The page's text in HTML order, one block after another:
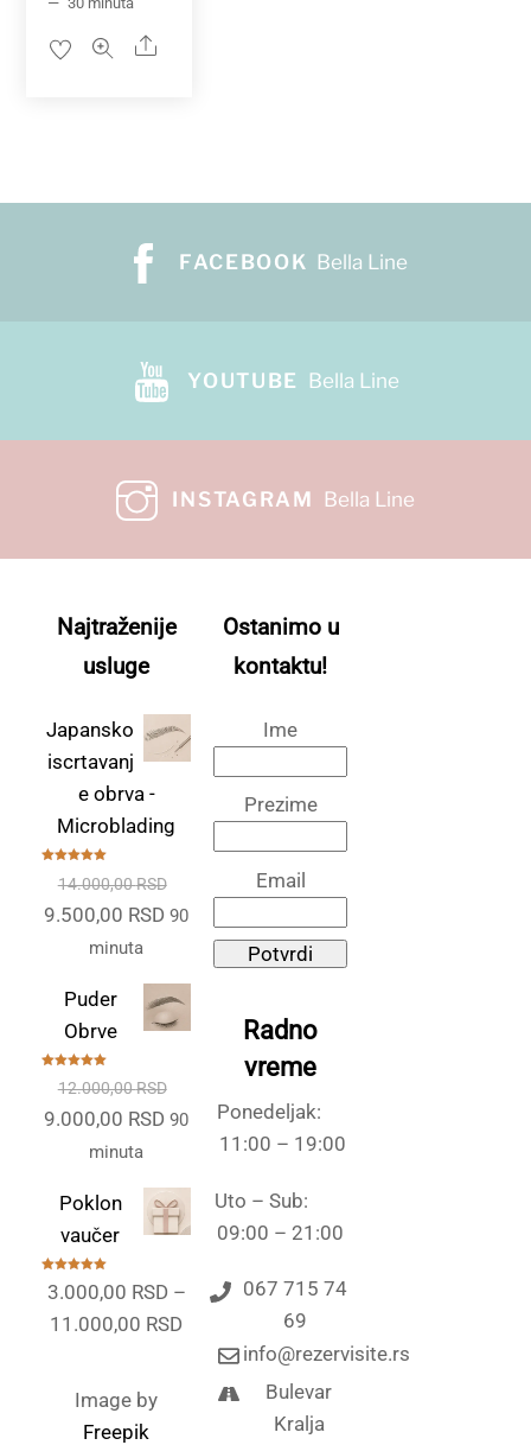
Share
FACEBOOK Bella Line
YOUTUBE Bella Line
INSTAGRAM Bella Line
Najtraženije
usluge
Japansko
iscrtavanj
e obrva -
Microblading
sa5.00od
14.000,00RSD
Originalna
bila:
14.000,00 RSD.
9.500,00 RSD Trenutna
9.500,00 RSD.
90
minuta
Puder
Obrve
sa5.00od
12.000,00RSD
Originalna
bila:
12.000,00 RSD.
9.000,00 RSD Trenutna
je:
9.000,00 RSD.
90
minuta
Poklon
vaučer
sa5.00od
3.000,00 RSD –
11.000,00 RSD
cena:
3.000,00 RSD
Image by
Freepik
Ostanimo u
kontaktu!
Ime
Prezime
Email
Potvrdi
Radno
vreme
Ponedeljak:
11:00 – 19:00
Uto – Sub:
09:00 – 21:00
067 715 74
69
info@rezervisite.rs
Bulevar
Kralja